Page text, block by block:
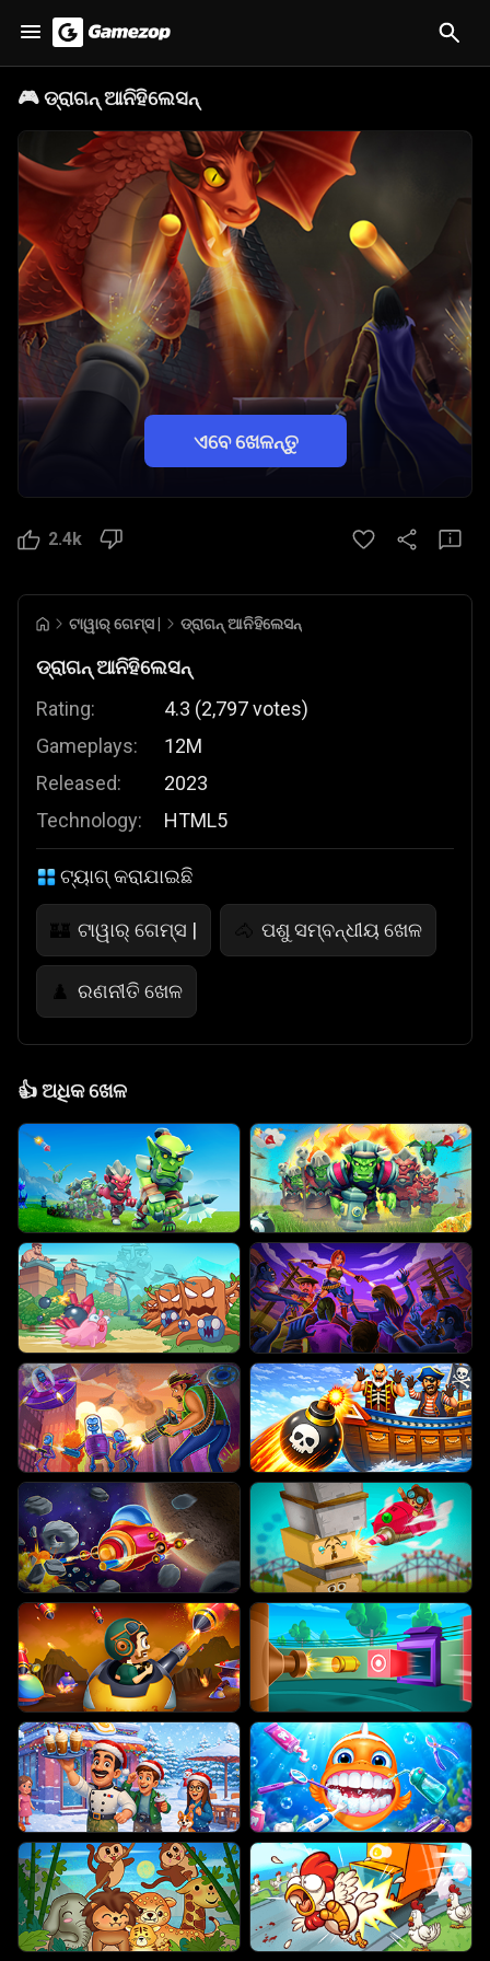
🎮ଡ୍ରାଗନ୍ ଆନିହିଲେସନ୍
ଏବେ ଖେଳନ୍ତୁ
2.4k
ଟାୱାର୍ ଗେମ୍ସ | ଡ୍ରାଗନ୍ ଆନିହିଲେସନ୍
ଡ୍ରାଗନ୍ ଆନିହିଲେସନ୍
Rating:
Gameplays:
Released:
Technology:
4.3 (2,797votes)
12M
2023
HTML5
ଟ୍ୟାଗ୍ କରାଯାଇଛି
🏰 ଟାୱାର୍ ଗେମ୍ସ | 🐴 ପଶୁ ସମ୍ବନ୍ଧୀୟ ଖେଳ
♟️ ରଣନୀତି ଖେଳ
👍ଅଧିକ ଖେଳ